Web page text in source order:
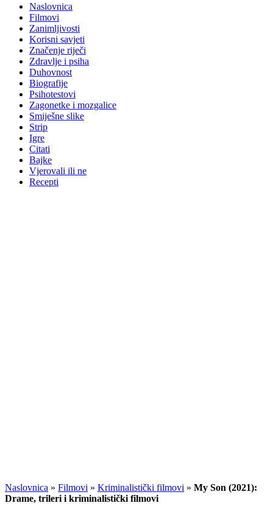
Naslovnica
Filmovi
Zanimljivosti
Korisni savjeti
Značenje riječi
Zdravlje i psiha
Duhovnost
Biografije
Psihotestovi
Zagonetke i mozgalice
Smiješne slike
Strip
Igre
Citati
Bajke
Vjerovali ili ne
Recepti
Naslovnica » Filmovi » Kriminalistički filmovi » My Son (2021):
Drame, trileri i kriminalistički filmovi